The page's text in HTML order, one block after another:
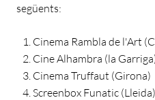
següents:
Cinema Rambla de l'Art
Cine Alhambra (la
Cinema Truffaut (Girona)
Screenbox Funatic (Lleida)